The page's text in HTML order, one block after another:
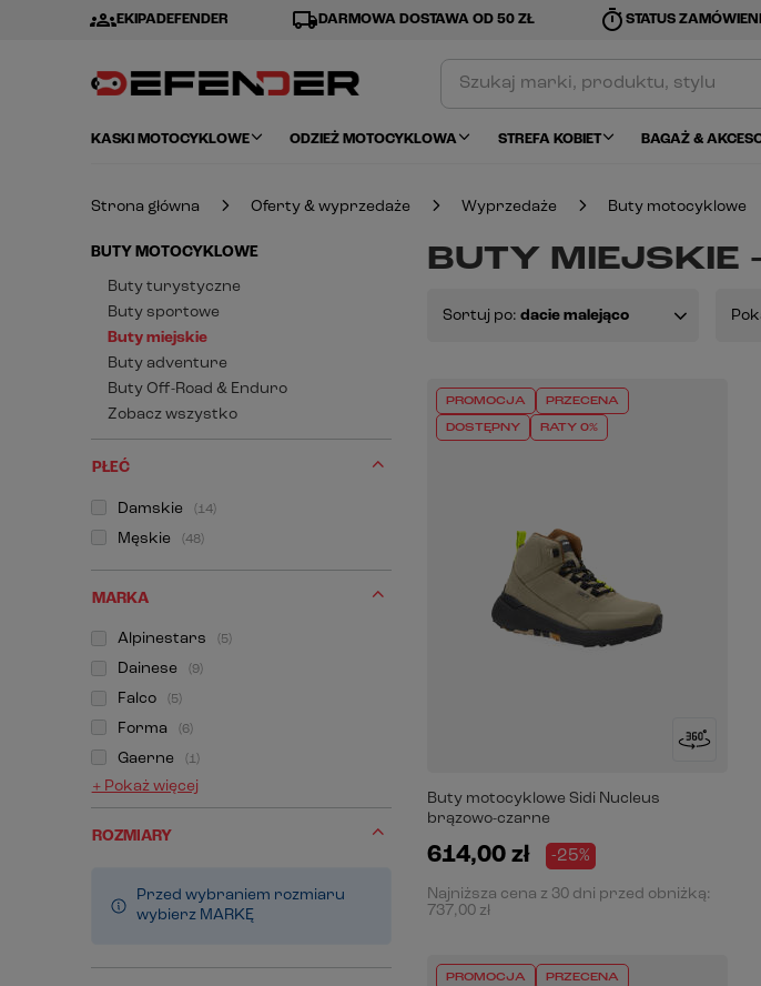
groupsEKIPADEFENDER local_shippingDARMOWA DOSTAWA OD 50 ZŁ timer STATUS
KASKI MOTOCYKLOWE ODZIEŻ MOTOCYKLOWA STREFA KOBIET BAGAŻ &
Strona główna Oferty & wyprzedaże Wyprzedaże Buty motocyklowe
BUTY MOTOCYKLOWE
Buty turystyczne
Buty sportowe
Buty miejskie
Buty adventure
Buty Off-Road & Enduro
Zobacz wszystko
PŁEĆ
Damskie 14
Męskie 48
MARKA
Alpinestars 5
Dainese 9
Falco 5
Forma 6
Gaerne 1
+ Pokaż więcej
ROZMIARY
Przed wybraniem rozmiaru
wybierz MARKĘ
BUTY MIEJSKIE
Sortuj po: dacie malejąco
PROMOCJA PRZECENA
DOSTĘPNY RATY 0%
Buty motocyklowe Sidi Nucleus
brązowo-czarne
614,00 zł -25%
Najniższa cena z 30 dni przed obniżką:
737,00 zł
PROMOCJA PRZECENA